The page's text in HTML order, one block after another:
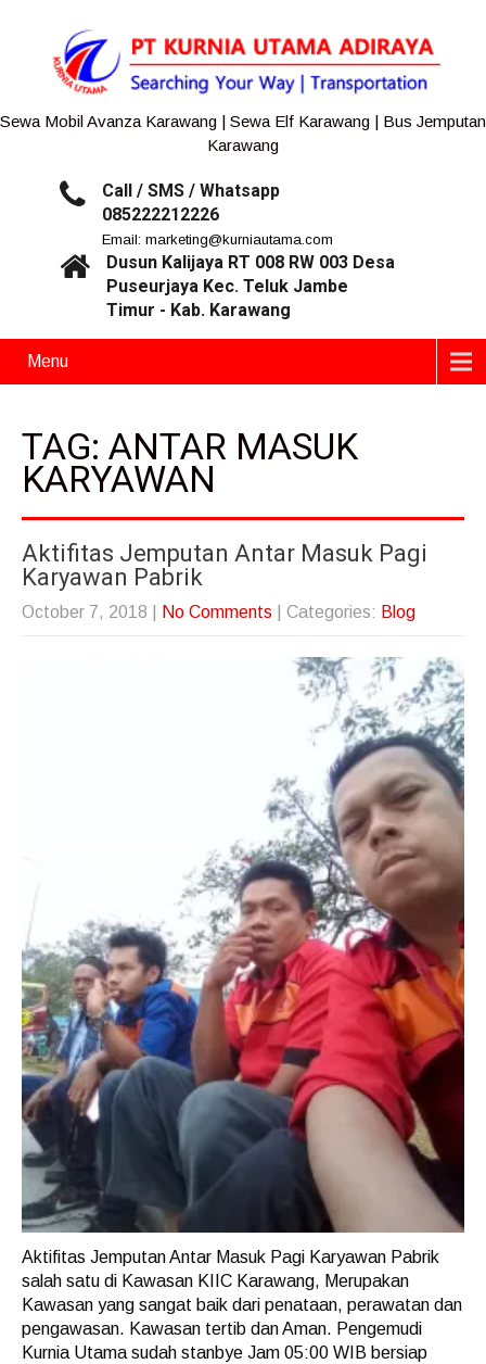
Sewa Mobil Avanza Karawang | Sewa Elf Karawang | Bus Jemputan
Karawang
Call / SMS / Whatsapp
085222212226
Email: marketing@kurniautama.com
Dusun Kalijaya RT 008 RW 003 Desa
Puseurjaya Kec. Teluk Jambe
Timur - Kab. Karawang
Menu
TAG: ANTAR MASUK
KARYAWAN
Aktifitas Jemputan Antar Masuk Pagi
Karyawan Pabrik
October 7, 2018 No Comments | Categories: Blog
Aktifitas Jemputan Antar Masuk Pagi Karyawan Pabrik
salah satu di Kawasan KIIC Karawang, Merupakan
Kawasan yang sangat baik dari penataan, perawatan dan
pengawasan. Kawasan tertib dan Aman. Pengemudi
Kurnia Utama sudah stanbye Jam 05:00 WIB bersiap